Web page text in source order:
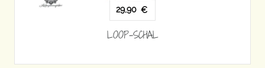
29,90 €
LOOP-SCHAL